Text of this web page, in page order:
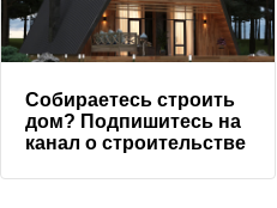
Собираетесь строить
дом? Подпишитесь на
канал о строительстве